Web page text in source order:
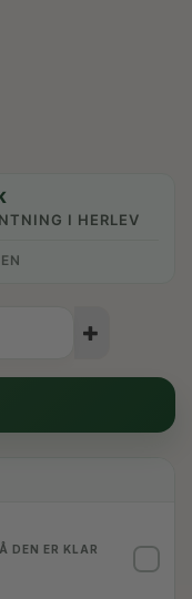
I HERLEV
DEN ER KLAR